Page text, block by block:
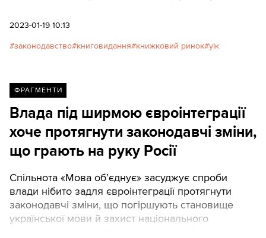
оприлюднену Українським інститутом книги
книжкові сертифікати для дітей і субсидії для
влади обурило письменників і книговидавців).
Нижче наводимо позицію УІК.
2023-01-19 10:13
законодавство книговидання книжковий ринок уік
ФРАГМЕНТИ
Влада під ширмою євроінтеграції
хоче протягнути законодавчі зміни,
що грають на руку Росії
Спільнота «Мова об’єднує» засуджує спроби
влади нібито задля євроінтеграції протягнути
законодавчі зміни, що погіршують становище
української мови й захист національного